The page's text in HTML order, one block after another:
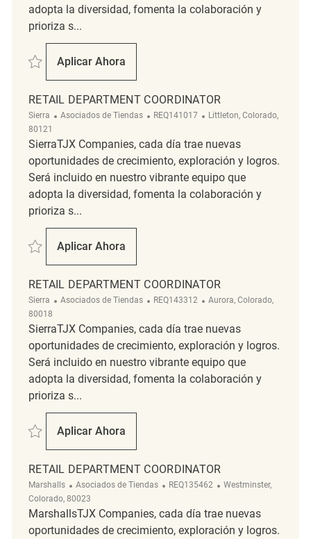
adopta la diversidad, fomenta la colaboración y
prioriza s...
Salvar Retail Department Coordinator REQ138766
Aplicar Ahora
Retail Department Coordinator
RETAIL DEPARTMENT COORDINATOR
Sierra Categoría
Asociados de Tiendas ReqId
REQ141017 Ubicación
Littleton, Colorado,
80121
SierraTJX Companies, cada día trae nuevas
oportunidades de crecimiento, exploración y logros.
Será incluido en nuestro vibrante equipo que
adopta la diversidad, fomenta la colaboración y
prioriza s...
Salvar Retail Department Coordinator REQ141017
Aplicar Ahora
Retail Department Coordinator
RETAIL DEPARTMENT COORDINATOR
Sierra Categoría
Asociados de Tiendas ReqId
REQ143312 Ubicación
Aurora, Colorado,
80018
SierraTJX Companies, cada día trae nuevas
oportunidades de crecimiento, exploración y logros.
Será incluido en nuestro vibrante equipo que
adopta la diversidad, fomenta la colaboración y
prioriza s...
Salvar Retail Department Coordinator REQ143312
Aplicar Ahora
Retail Department Coordinator
RETAIL DEPARTMENT COORDINATOR
Marshalls Categoría
Asociados de Tiendas ReqId
REQ135462 Ubicación
Westminster,
Colorado, 80023
MarshallsTJX Companies, cada día trae nuevas
oportunidades de crecimiento, exploración y logros.